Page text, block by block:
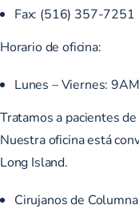
Fax: (516) 357-7251
Horario de oficina:
Lunes – Viernes:
Tratamos a pacientes
Nuestra oficina está
Long Island.
Cirujanos de